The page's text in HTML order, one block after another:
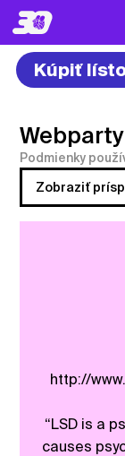
Kúpiť
Webparty
Podmienky
Zobraziť
http://
“LSD is a
causes